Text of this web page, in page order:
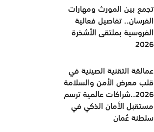
تجمع بين المورث ومهارات
الفرسان.. تفاصيل فعالية
الفروسية بملتقى الأشخرة
2026
عمالقة التقنية الصينية في
قلب معرض الأمن والسلامة
2026..شراكات عالمية ترسم
مستقبل الأمان الذكي في
سلطنة عُمان